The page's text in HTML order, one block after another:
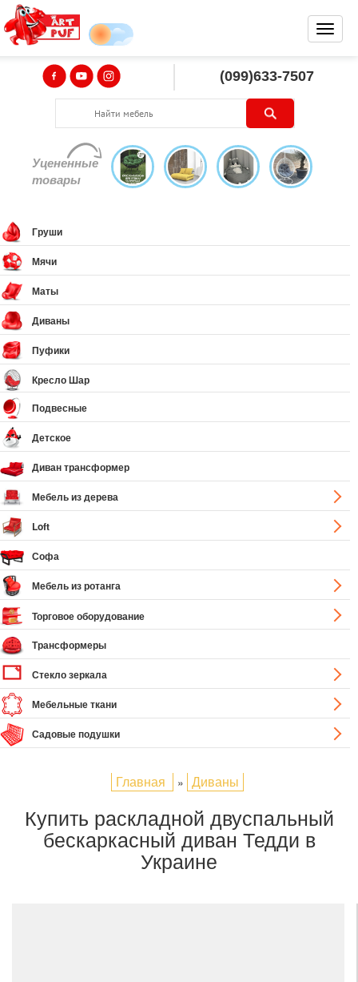
(099)633-7507
Уцененные
товары
Груши
Мячи
Маты
Диваны
Пуфики
Кресло Шар
Подвесные
Детское
Диван трансформер
Мебель из дерева
Loft
Софа
Мебель из ротанга
Торговое оборудование
Трансформеры
Стекло зеркала
Мебельные ткани
Садовые подушки
Главная » Диваны
Купить раскладной двуспальный
бескаркасный диван Тедди в
Украине